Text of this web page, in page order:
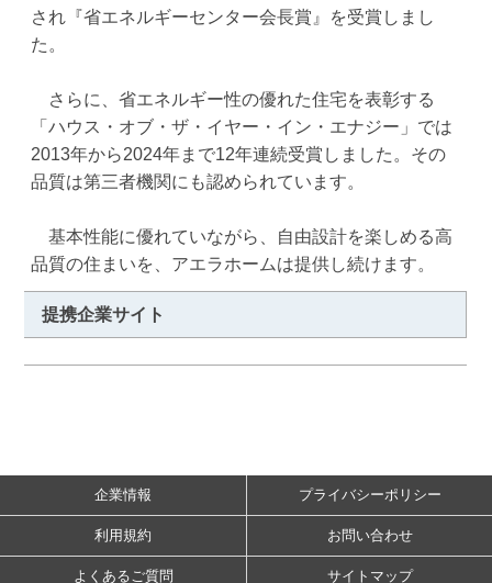
され『省エネルギーセンター会長賞』を受賞しまし
た。
さらに、省エネルギー性の優れた住宅を表彰する
「ハウス・オブ・ザ・イヤー・イン・エナジー」では
2013年から2024年まで12年連続受賞しました。その
品質は第三者機関にも認められています。
基本性能に優れていながら、自由設計を楽しめる高
品質の住まいを、アエラホームは提供し続けます。
提携企業サイト
企業情報 プライバシーポリシー
利用規約 お問い合わせ
よくあるご質問 サイトマップ